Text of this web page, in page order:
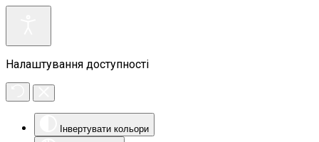
Налаштування доступності
Інвертувати кольори